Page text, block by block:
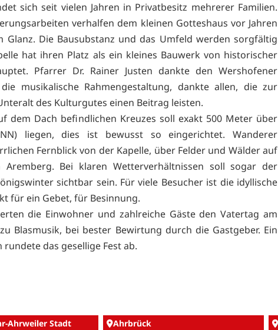
sich seit vielen Jahren in Privatbesitz mehrerer Familien.
verhalfen dem kleinen Gotteshaus vor Jahren
Glanz. Die Bausubstanz und das Umfeld werden sorgfältig
hat ihren Platz als ein kleines Bauwerk von historischer
Pfarrer Dr. Rainer Justen dankte den Wershofener
musikalische Rahmengestaltung, dankte allen, die zur
des Kulturgutes einen Beitrag leisten.
dem Dach befindlichen Kreuzes soll exakt 500 Meter über
liegen, dies ist bewusst so eingerichtet. Wanderer
Fernblick von der Kapelle, über Felder und Wälder auf
Aremberg. Bei klaren Wetterverhältnissen soll sogar der
sichtbar sein. Für viele Besucher ist die idyllische
für ein Gebet, für Besinnung.
die Einwohner und zahlreiche Gäste den Vatertag am
Blasmusik, bei bester Bewirtung durch die Gastgeber. Ein
das gesellige Fest ab.
Ahrweiler Stadt Ahrbrück